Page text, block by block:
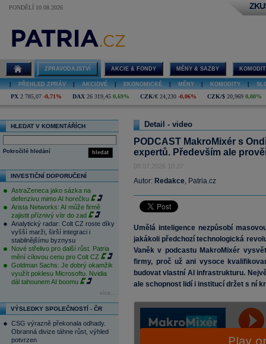
PONDĚLÍ 10.08.2026
MakroMixér s
Ondřejem
nahradí část
expertů.
Především ale
prověří
schopnost lidí
ZPRAVODAJSTVÍ AKCIE & FONDY MĚNY & SAZBY
PŘEHLED ZPRÁV AKCIOVÉ EKONOMICKÉ MĚNY KOMODITY
PX 2 785,07 -0,71% DAX 26 319,45 0,69% CZK/€ 24,230 -0,06% CZK/$ 20,969 0,00%
HLEDAT V KOMENTÁŘÍCH
hledat
Pokročilé hledání
INVESTIČNÍ DOPORUČENÍ
AstraZeneca jako sázka na
defenzivu mimo AI horečku
Arista Networks: AI může firmě
zajistit příznivý vítr do zad
Analytický radar: Colt CZ roste díky
vyšší marži, širší integraci i
stabilnějšímu byznysu
Nové střelivo pro další růst. Patria
mění cílovou cenu pro Colt CZ
Goldman Sachs: Je dobrý okamžik
využít poklesu Microsoftu. Nvidia
dál tahounem AI boomu
více...
VÝSLEDKY SPOLEČNOSTÍ - ČR
CSG výrazně překonala odhady.
Obranná divize táhne růst, výhled
potvrzen
Detail - video
PODCAST MakroMixér s
expertů. Především ale
08.07.2026 10:27
Autor: Redakce, Patria.cz
Umělá inteligence nezpůsobí
jakákoli předchozí technologická
Vaněk v podcastu MakroMixér
firmy, proč už ani vysoce
budovat vlastní AI infrastrukturu.
ale schopnost lidí i institucí držet s ní